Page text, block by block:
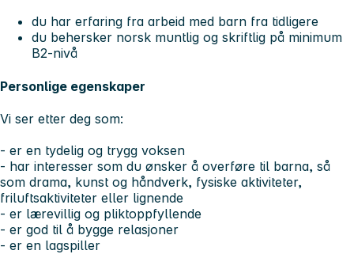
du har erfaring fra arbeid med barn fra tidligere
du behersker norsk muntlig og skriftlig på minimum
B2-nivå
Personlige egenskaper
Vi ser etter deg som:
- er en tydelig og trygg voksen
- har interesser som du ønsker å overføre til barna, så
som drama, kunst og håndverk, fysiske aktiviteter,
friluftsaktiviteter eller lignende
- er lærevillig og pliktoppfyllende
- er god til å bygge relasjoner
- er en lagspiller